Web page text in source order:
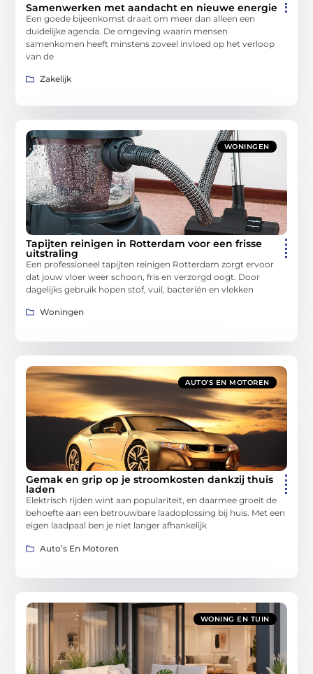
Samenwerken met aandacht en nieuwe energie
Een goede bijeenkomst draait om meer dan alleen een
duidelijke agenda. De omgeving waarin mensen
samenkomen heeft minstens zoveel invloed op het verloop
van de
Zakelijk
WONINGEN
Tapijten reinigen in Rotterdam voor een frisse
uitstraling
Een professioneel tapijten reinigen Rotterdam zorgt ervoor
dat jouw vloer weer schoon, fris en verzorgd oogt. Door
dagelijks gebruik hopen stof, vuil, bacteriën en vlekken
Woningen
AUTO’S EN MOTOREN
Gemak en grip op je stroomkosten dankzij thuis
laden
Elektrisch rijden wint aan populariteit, en daarmee groeit de
behoefte aan een betrouwbare laadoplossing bij huis. Met een
eigen laadpaal ben je niet langer afhankelijk
Auto’s En Motoren
WONING EN TUIN